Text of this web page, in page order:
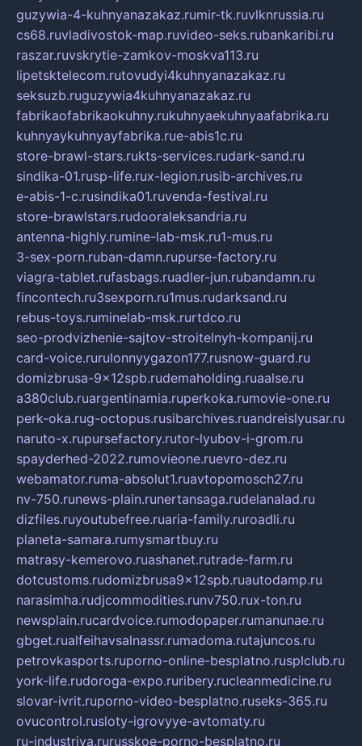
guzywia-4-kuhnyanazakaz.rumir-tk.ruvlknrussia.ru
cs68.ruvladivostok-map.ruvideo-seks.rubankaribi.ru
raszar.ruvskrytie-zamkov-moskva113.ru
lipetsktelecom.rutovudyi4kuhnyanazakaz.ru
seksuzb.ruguzywia4kuhnyanazakaz.ru
fabrikaofabrikaokuhny.rukuhnyaekuhnyaafabrika.ru
kuhnyaykuhnyayfabrika.rue-abis1c.ru
store-brawl-stars.rukts-services.rudark-sand.ru
sindika-01.rusp-life.rux-legion.rusib-archives.ru
e-abis-1-c.rusindika01.ruvenda-festival.ru
store-brawlstars.rudooraleksandria.ru
antenna-highly.rumine-lab-msk.ru1-mus.ru
3-sex-porn.ruban-damn.rupurse-factory.ru
viagra-tablet.rufasbags.ruadler-jun.rubandamn.ru
fincontech.ru3sexporn.ru1mus.rudarksand.ru
rebus-toys.ruminelab-msk.rurtdco.ru
seo-prodvizhenie-sajtov-stroitelnyh-kompanij.ru
card-voice.rurulonnyygazon177.rusnow-guard.ru
domizbrusa-9x12spb.rudemaholding.ruaalse.ru
a380club.ruargentinamia.ruperkoka.rumovie-one.ru
perk-oka.rug-octopus.rusibarchives.ruandreislyusar.ru
naruto-x.rupursefactory.rutor-lyubov-i-grom.ru
spayderhed-2022.rumovieone.ruevro-dez.ru
webamator.ruma-absolut1.ruavtopomosch27.ru
nv-750.runews-plain.runertansaga.rudelanalad.ru
dizfiles.ruyoutubefree.ruaria-family.ruroadli.ru
planeta-samara.rumysmartbuy.ru
matrasy-kemerovo.ruashanet.rutrade-farm.ru
dotcustoms.rudomizbrusa9x12spb.ruautodamp.ru
narasimha.rudjcommodities.runv750.rux-ton.ru
newsplain.rucardvoice.rumodopaper.rumanunae.ru
gbget.rualfeihavsalnassr.rumadoma.rutajuncos.ru
petrovkasports.ruporno-online-besplatno.rusplclub.ru
york-life.rudoroga-expo.ruribery.rucleanmedicine.ru
slovar-ivrit.ruporno-video-besplatno.ruseks-365.ru
ovucontrol.rusloty-igrovyye-avtomaty.ru
ru-industriya.rurusskoe-porno-besplatno.ru